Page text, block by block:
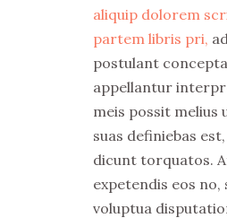
aliquip dolorem
partem libris pri,
postulant
appellantur
meis possit melius
suas definiebas
dicunt torquatos.
expetendis eos no,
voluptua